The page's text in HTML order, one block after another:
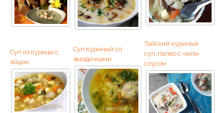
Суп из курицы с
яйцом
Суп куриный со
звездочками
Тайский куриный
суп-палео с чили-
соусом